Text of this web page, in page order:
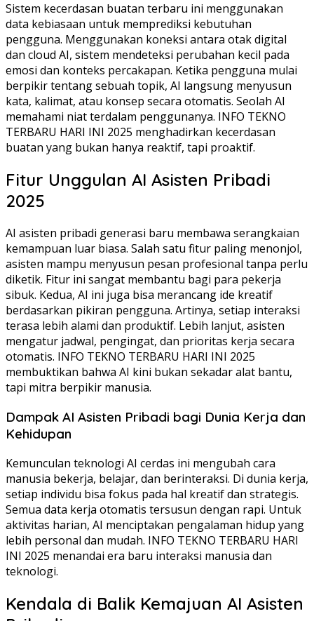
Sistem kecerdasan buatan terbaru ini menggunakan
data kebiasaan untuk memprediksi kebutuhan
pengguna. Menggunakan koneksi antara otak digital
dan cloud AI, sistem mendeteksi perubahan kecil pada
emosi dan konteks percakapan. Ketika pengguna mulai
berpikir tentang sebuah topik, AI langsung menyusun
kata, kalimat, atau konsep secara otomatis. Seolah AI
memahami niat terdalam penggunanya. INFO TEKNO
TERBARU HARI INI 2025 menghadirkan kecerdasan
buatan yang bukan hanya reaktif, tapi proaktif.
Fitur Unggulan AI Asisten Pribadi
2025
AI asisten pribadi generasi baru membawa serangkaian
kemampuan luar biasa. Salah satu fitur paling menonjol,
asisten mampu menyusun pesan profesional tanpa perlu
diketik. Fitur ini sangat membantu bagi para pekerja
sibuk. Kedua, AI ini juga bisa merancang ide kreatif
berdasarkan pikiran pengguna. Artinya, setiap interaksi
terasa lebih alami dan produktif. Lebih lanjut, asisten
mengatur jadwal, pengingat, dan prioritas kerja secara
otomatis. INFO TEKNO TERBARU HARI INI 2025
membuktikan bahwa AI kini bukan sekadar alat bantu,
tapi mitra berpikir manusia.
Dampak AI Asisten Pribadi bagi Dunia Kerja dan
Kehidupan
Kemunculan teknologi AI cerdas ini mengubah cara
manusia bekerja, belajar, dan berinteraksi. Di dunia kerja,
setiap individu bisa fokus pada hal kreatif dan strategis.
Semua data kerja otomatis tersusun dengan rapi. Untuk
aktivitas harian, AI menciptakan pengalaman hidup yang
lebih personal dan mudah. INFO TEKNO TERBARU HARI
INI 2025 menandai era baru interaksi manusia dan
teknologi.
Kendala di Balik Kemajuan AI Asisten